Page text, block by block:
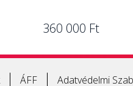
360 000 Ft
ÁFF Adatvédelmi